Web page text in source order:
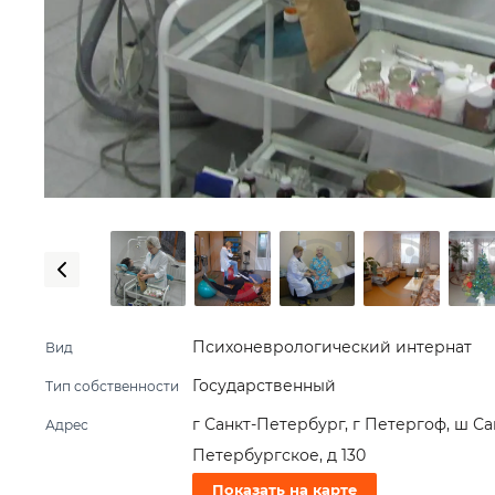
Вид Психоневрологический интернат
Тип собственности Государственный
Адрес
г Санкт-Петербург, г Петергоф, ш
Петербургское, д 130
Показать на карте